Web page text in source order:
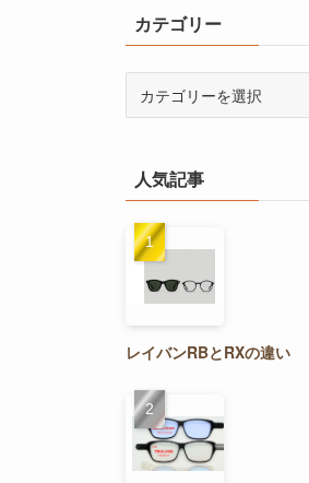
カテゴリー
ー人気記事
レイバンRBとRXの違い